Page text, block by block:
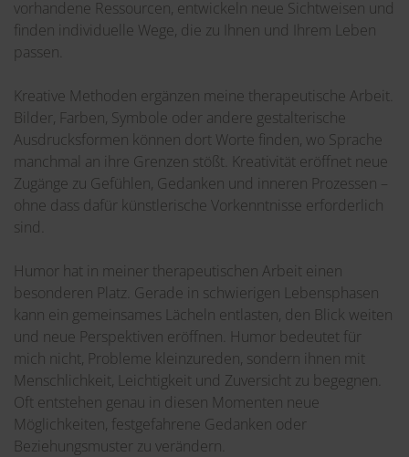
vorhandene Ressourcen, entwickeln neue Sichtweisen und
finden individuelle Wege, die zu Ihnen und Ihrem Leben
passen.
Kreative Methoden ergänzen meine therapeutische Arbeit.
Bilder, Farben, Symbole oder andere gestalterische
Ausdrucksformen können dort Worte finden, wo Sprache
manchmal an ihre Grenzen stößt. Kreativität eröffnet neue
Zugänge zu Gefühlen, Gedanken und inneren Prozessen –
ohne dass dafür künstlerische Vorkenntnisse erforderlich
sind.
Humor hat in meiner therapeutischen Arbeit einen
besonderen Platz. Gerade in schwierigen Lebensphasen
kann ein gemeinsames Lächeln entlasten, den Blick weiten
und neue Perspektiven eröffnen. Humor bedeutet für
mich nicht, Probleme kleinzureden, sondern ihnen mit
Menschlichkeit, Leichtigkeit und Zuversicht zu begegnen.
Oft entstehen genau in diesen Momenten neue
Möglichkeiten, festgefahrene Gedanken oder
Beziehungsmuster zu verändern.